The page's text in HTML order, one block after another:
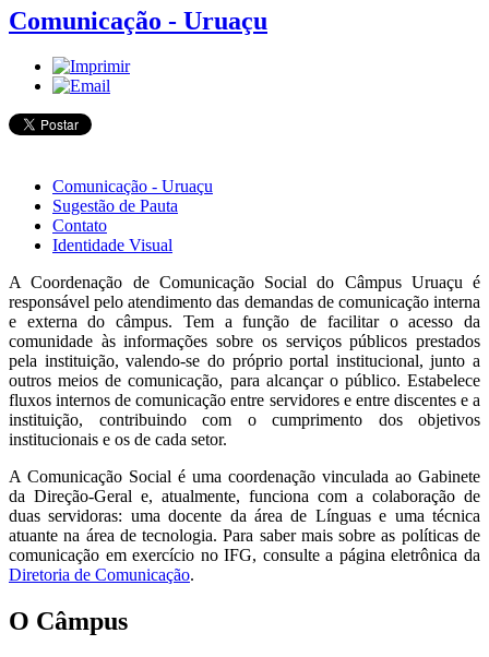
Comunicação - Uruaçu
Comunicação - Uruaçu
Sugestão de Pauta
Contato
Identidade Visual
A Coordenação de Comunicação Social do Câmpus Uruaçu é
responsável pelo atendimento das demandas de comunicação interna
e externa do câmpus. Tem a função de facilitar o acesso da
comunidade às informações sobre os serviços públicos prestados
pela instituição, valendo-se do próprio portal institucional, junto a
outros meios de comunicação, para alcançar o público. Estabelece
fluxos internos de comunicação entre servidores e entre discentes e a
instituição, contribuindo com o cumprimento dos objetivos
institucionais e os de cada setor.
A Comunicação Social é uma coordenação vinculada ao Gabinete
da Direção-Geral e, atualmente, funciona com a colaboração de
duas servidoras: uma docente da área de Línguas e uma técnica
atuante na área de tecnologia. Para saber mais sobre as políticas de
comunicação em exercício no IFG, consulte a página eletrônica da
Diretoria de Comunicação.
O Câmpus